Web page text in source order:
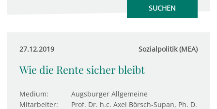
27.12.2019 Sozialpolitik (MEA)
Wie die Rente sicher bleibt
Medium:
Augsburger Allgemeine
Mitarbeiter:
Prof. Dr. h.c. Axel Börsch-Supan, Ph. D.